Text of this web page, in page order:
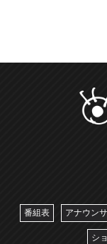
番組表 アナウン
シ